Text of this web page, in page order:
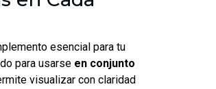
esencial para tu
para usarse en conjunto
visualizar con claridad